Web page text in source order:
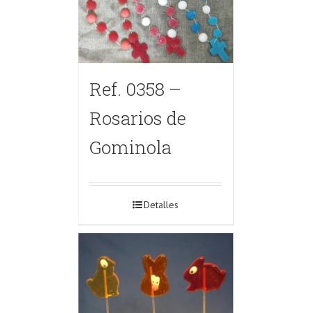
Ref. 0358 –
Rosarios de
Gominola
Detalles